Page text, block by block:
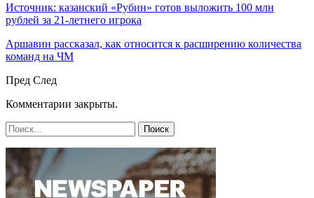
Источник: казанский «Рубин» готов выложить 100 млн
рублей за 21-летнего игрока
Аршавин рассказал, как относится к расширению количества
команд на ЧМ
Пред След
Комментарии закрыты.